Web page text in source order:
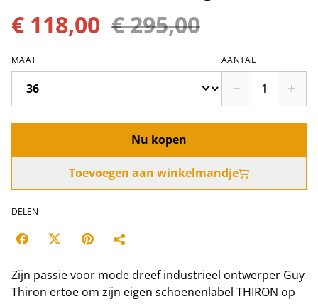
€ 118,00 € 295,00
MAAT AANTAL
Nu kopen
Toevoegen aan winkelmandje
DELEN
Zijn passie voor mode dreef industrieel ontwerper Guy
Thiron ertoe om zijn eigen schoenenlabel THIRON op